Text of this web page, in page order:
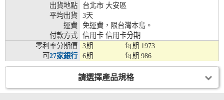
出貨地點
台北市 大安區
平均出貨
3天
運費
免運費，限台灣本島。
付款方式
信用卡 信用卡分期
零利率分期價
可27家銀行
3期 每期 1973
6期
每期 986
請選擇產品規格
12期
兆豐銀行、合作金庫、第一銀行、華南銀行、
彰化銀行、上海銀行、富邦銀行、國泰世華、
台灣企銀、台中銀行、匯豐銀行、華泰銀行、
臺灣新光銀行、陽信銀行、聯邦銀行、遠東商
銀、元大銀行、永豐銀行、玉山銀行、凱基銀
行、星展銀行、台新銀行、安泰銀行、中國信
託、台灣樂天、三信商銀
兆豐銀行、合作金庫、第一銀行、華南銀行、